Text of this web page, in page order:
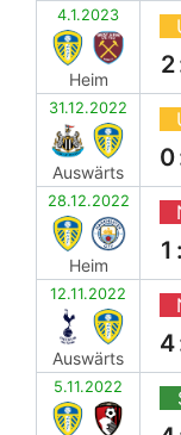
4.1.2023
Heim
31.12.2022
Auswärts
28.12.2022
Heim
12.11.2022
Auswärts
5.11.2022